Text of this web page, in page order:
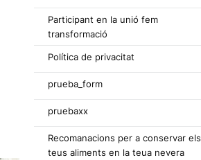
Participant en la unió fem
transformació
Política de privacitat
prueba_form
pruebaxx
Recomanacions per a conservar els
teus aliments en la teua nevera